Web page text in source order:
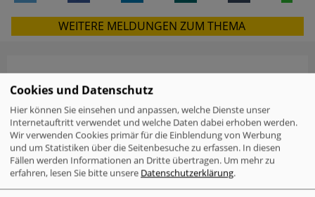
WEITERE MELDUNGEN ZUM THEMA
VERWANDTE MELDUNGEN
Check Point Research: Brand Phishing
Report Q2 2026
Mac-Nutzer sind häufiger von
Cyberattacken betroffen als Windows-
Nutzer
Cookies und Datenschutz
Hier können Sie einsehen und anpassen, welche Dienste unser
Internetauftritt verwendet und welche Daten dabei erhoben werden.
Wir verwenden Cookies primär für die Einblendung von Werbung
und um Statistiken über die Seitenbesuche zu erfassen. In diesen
Fällen werden Informationen an Dritte übertragen. Um mehr zu
erfahren, lesen Sie bitte unsere Datenschutzerklärung.